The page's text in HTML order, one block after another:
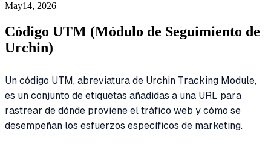
May14, 2026
Código UTM (Módulo de Seguimiento de
Urchin)
Un código UTM, abreviatura de Urchin Tracking Module,
es un conjunto de etiquetas añadidas a una URL para
rastrear de dónde proviene el tráfico web y cómo se
desempeñan los esfuerzos específicos de marketing.